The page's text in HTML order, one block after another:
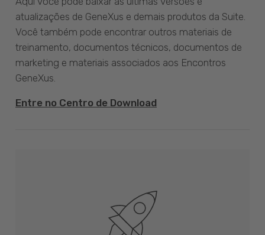
atualizações de GeneXus e demais produtos da Suite.
Você também pode encontrar outros materiais de
treinamento, documentos técnicos, documentos de
marketing e materiais associados aos Encontros
GeneXus.
Entre no Centro de Download